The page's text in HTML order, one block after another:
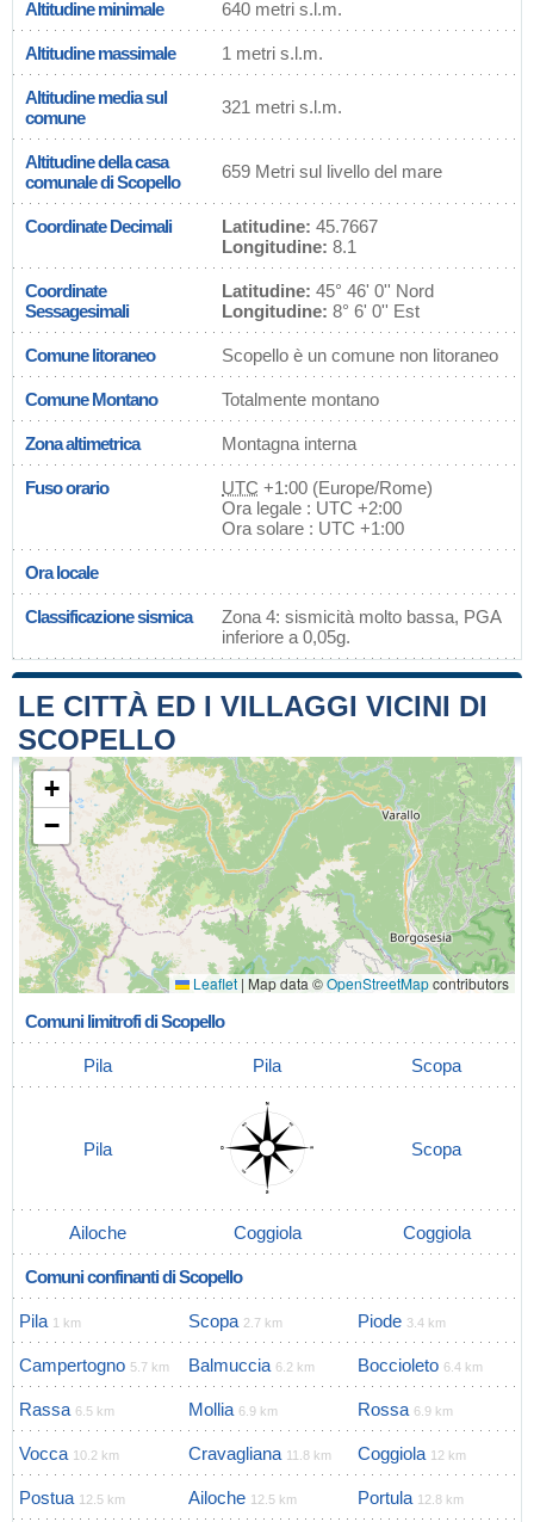
Altitudine minimale 640 metri s.l.m.
Altitudine massimale 1 metri s.l.m.
Altitudine media sul
comune
321 metri s.l.m.
Altitudine della casa
comunale di Scopello
659 Metri sul livello del mare
Coordinate Decimali Latitudine: 45.7667
Longitudine: 8.1
Coordinate
Sessagesimali
Latitudine: 45° 46' 0'' Nord
Longitudine: 8° 6' 0'' Est
Comune litoraneo Scopello è un comune non litoraneo
Comune Montano Totalmente montano
Zona altimetrica Montagna interna
Fuso orario UTC +1:00 (Europe/Rome)
Ora legale : UTC +2:00
Ora solare : UTC +1:00
Ora locale
Classificazione sismica
Zona 4: sismicità molto bassa, PGA
inferiore a 0,05g.
LE CITTÀ ED I VILLAGGI VICINI DI
SCOPELLO
+
−
Leaflet | Map data ©OpenStreetMapcontributors
Comuni limitrofi di Scopello
Pila Pila Scopa
Pila Scopa
Ailoche Coggiola Coggiola
Comuni confinanti di Scopello
Pila 1 km Scopa 2.7 km Piode 3.4 km
Campertogno 5.7 km Balmuccia 6.2 km Boccioleto 6.4 km
Rassa 6.5 km Mollia 6.9 km Rossa 6.9 km
Vocca 10.2 km Cravagliana 11.8 km Coggiola 12 km
Postua 12.5 km Ailoche 12.5 km Portula 12.8 km